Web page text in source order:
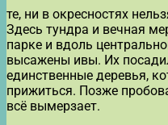
те, ни в окресностях
Здесь тундра и вечная
парке и вдоль
высажены ивы. Их
единственные деревья,
прижиться. Позже
всё вымерзает.